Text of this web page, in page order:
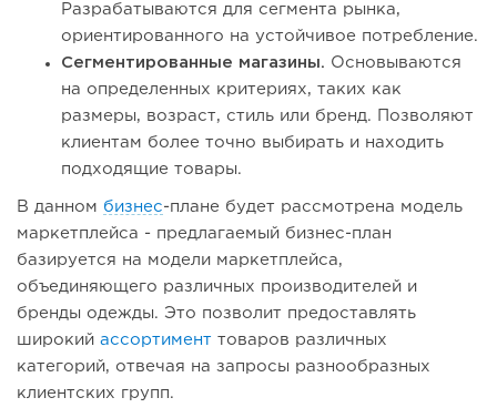
Разрабатываются для сегмента рынка,
ориентированного на устойчивое потребление.
Сегментированные магазины. Основываются
на определенных критериях, таких как
размеры, возраст, стиль или бренд. Позволяют
клиентам более точно выбирать и находить
подходящие товары.
В данном бизнес-плане будет рассмотрена модель
маркетплейса - предлагаемый бизнес-план
базируется на модели маркетплейса,
объединяющего различных производителей и
бренды одежды. Это позволит предоставлять
широкий ассортимент товаров различных
категорий, отвечая на запросы разнообразных
клиентских групп.